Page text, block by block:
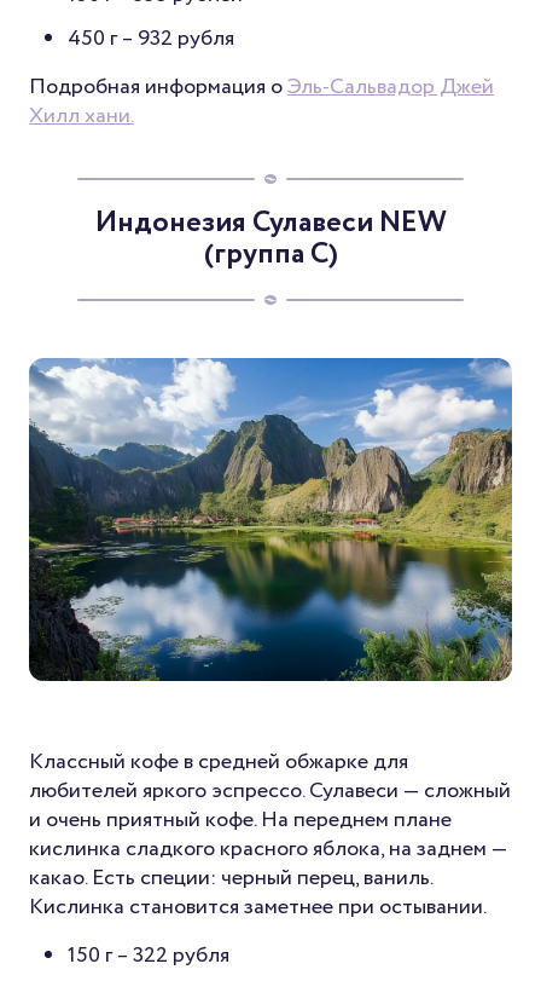
450 г – 932 рубля
Подробная информация оЭль-Сальвадор Джей
Хилл хани.
Индонезия Сулавеси NEW
(группа C)
Классный кофе в средней обжарке для
любителей яркого эспрессо. Сулавеси — сложный
и очень приятный кофе. На переднем плане
кислинка сладкого красного яблока, на заднем —
какао. Есть специи: черный перец, ваниль.
Кислинка становится заметнее при остывании.
150 г –322 рубля